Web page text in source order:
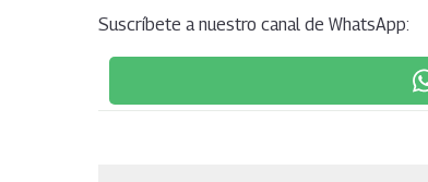
Suscríbete a nuestro canal de WhatsApp: